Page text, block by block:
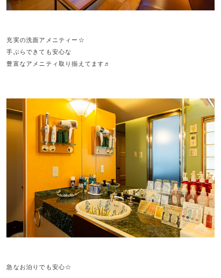
充実の洗面アメニティー☆
手ぶらできても安心な
豊富なアメニティ取り揃えてます♬
急なお泊りでも安心☆